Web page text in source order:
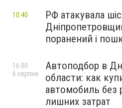
РФ атакувала
поранений і
10:40
Автоподбор в
области: как
автомобиль без
лишних затрат
16:00
6 серпня